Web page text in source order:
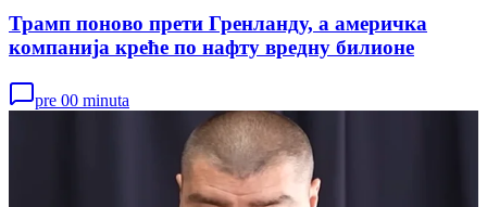
Трамп поново прети Гренланду, а америчка
компанија креће по нафту вредну билионе
pre 00 minuta